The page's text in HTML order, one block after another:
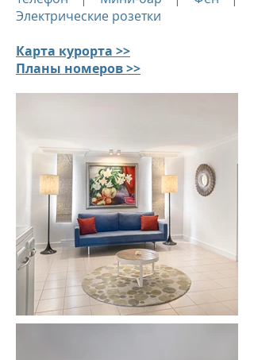
Электрические розетки
Карта курорта >>
Планы номеров >>